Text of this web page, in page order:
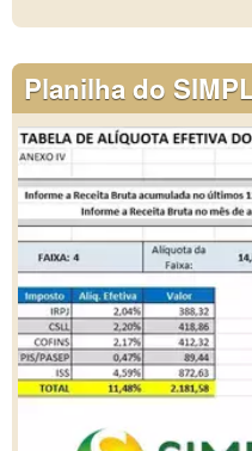
Planilha do